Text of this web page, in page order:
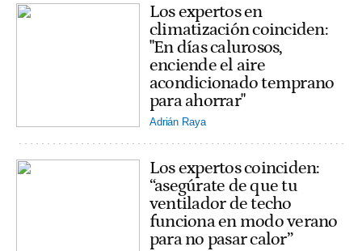
Los expertos en
climatización coinciden:
"En días calurosos,
enciende el aire
acondicionado temprano
para ahorrar"
Adrián Raya
Los expertos coinciden:
“asegúrate de que tu
ventilador de techo
funciona en modo verano
para no pasar calor”